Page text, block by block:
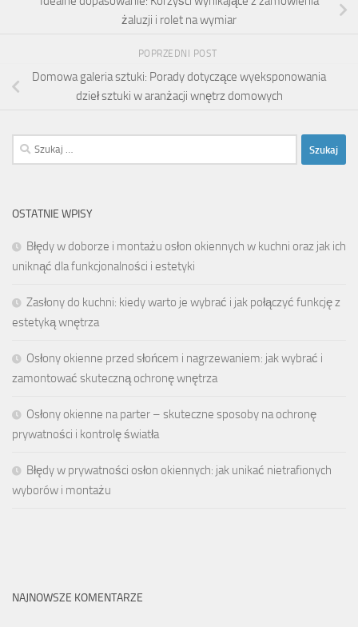
żaluzji i rolet na wymiar
POPRZEDNI POST
Domowa galeria sztuki: Porady dotyczące wyeksponowania
dzieł sztuki w aranżacji wnętrz domowych
Szukaj:
OSTATNIE WPISY
Błędy w doborze i montażu osłon okiennych w kuchni oraz jak ich
uniknąć dla funkcjonalności i estetyki
Zasłony do kuchni: kiedy warto je wybrać i jak połączyć funkcję z
estetyką wnętrza
Osłony okienne przed słońcem i nagrzewaniem: jak wybrać i
zamontować skuteczną ochronę wnętrza
Osłony okienne na parter – skuteczne sposoby na ochronę
prywatności i kontrolę światła
Błędy w prywatności osłon okiennych: jak unikać nietrafionych
wyborów i montażu
NAJNOWSZE KOMENTARZE